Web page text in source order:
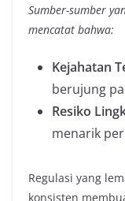
Sumber-sumber
mencatat bahwa:
Kejahatan
berujung
Resiko
menarik
Regulasi yang
konsisten